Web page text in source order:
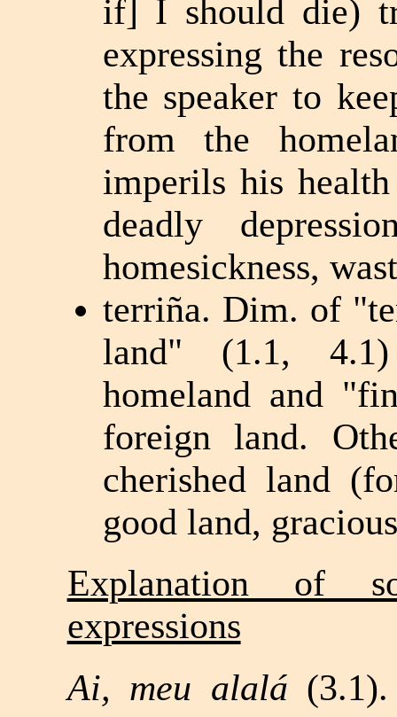
if] I should die)
expressing the
the speaker to
from the
imperils his
deadly
homesickness,
terriña. Dim. of
land" (1.1,
homeland and
foreign land.
cherished land
good land,
Explanation of
expressions
Ai, meu alalá